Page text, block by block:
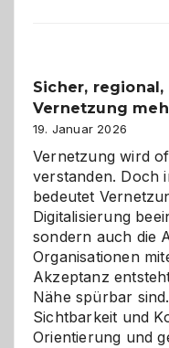
ein
Alaaf!
Sicher,
Vernetzung
19. Januar 2026
Vernetzung wird
verstanden. Doch
bedeutet
Digitalisierung
sondern auch die
Organisationen
Akzeptanz
Nähe spürbar
Sichtbarkeit und
Orientierung und